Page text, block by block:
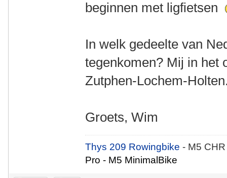
beginnen met ligfietsen
In welk gedeelte van
tegenkomen? Mij in het
Zutphen-Lochem-
Groets, Wim
Thys 209 Rowingbike- M5
Pro - M5 MinimalBike